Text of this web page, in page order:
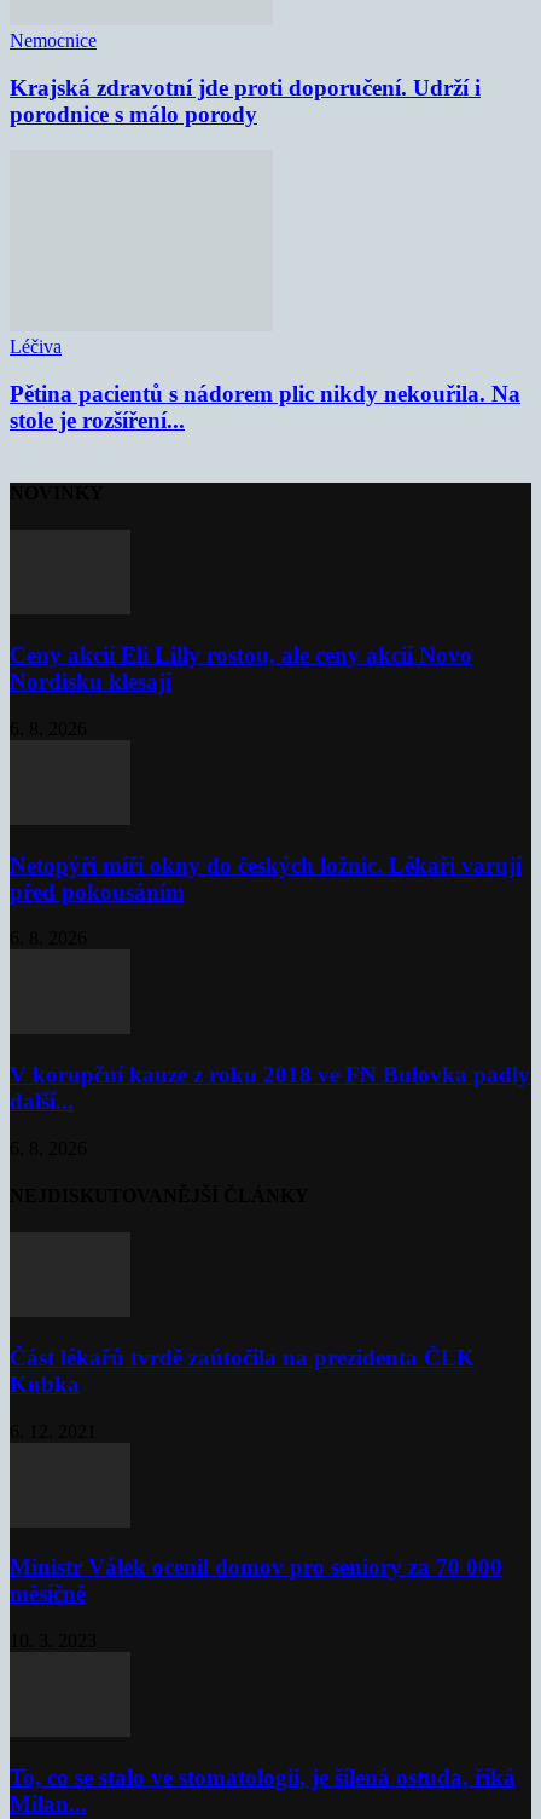
Nemocnice
Krajská zdravotní jde proti doporučení. Udrží i
porodnice s málo porody
Léčiva
Pětina pacientů s nádorem plic nikdy nekouřila. Na
stole je rozšíření...
Ceny akcií Eli Lilly rostou, ale ceny akcií Novo
Nordisku klesají
Netopýři míří okny do českých ložnic. Lékaři varují
před pokousáním
V korupční kauze z roku 2018 ve FN Bulovka padly
další...
Část lékařů tvrdě zaútočila na prezidenta ČLK
Kubka
Ministr Válek ocenil domov pro seniory za 70 000
měsíčně
To, co se stalo ve stomatologii, je šílená ostuda, říká
Milan...